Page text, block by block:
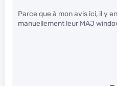
Parce que à mon avis ici, il y
manuellement leur MAJ